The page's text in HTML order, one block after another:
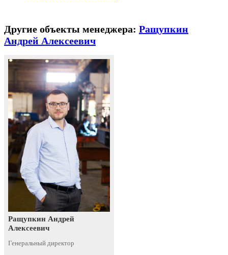
Другие объекты менеджера: Ращупкин
Андрей Алексеевич
Ращупкин Андрей
Алексеевич
Генеральный директор